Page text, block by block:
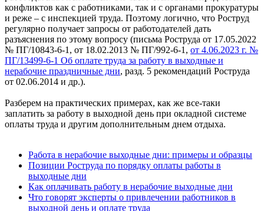
конфликтов как с работниками, так и с органами прокуратуры
и реже – с инспекцией труда. Поэтому логично, что Роструд
регулярно получает запросы от работодателей дать
разъяснения по этому вопросу (письма Роструда от 17.05.2022
№ ПГ/10843-6-1, от 18.02.2013 № ПГ/992-6-1, от 4.06.2023 г. №
ПГ/13499-6-1 Об оплате труда за работу в выходные и
нерабочие праздничные дни, разд. 5 рекомендаций Роструда
от 02.06.2014 и др.).
Разберем на практических примерах, как же все-таки
заплатить за работу в выходной день при окладной системе
оплаты труда и другим дополнительным днем отдыха.
Работа в нерабочие выходные дни: примеры и образцы
Позиции Роструда по порядку оплаты работы в
выходные дни
Как оплачивать работу в нерабочие выходные дни
Что говорят эксперты о привлечении работников в
выходной день и оплате труда